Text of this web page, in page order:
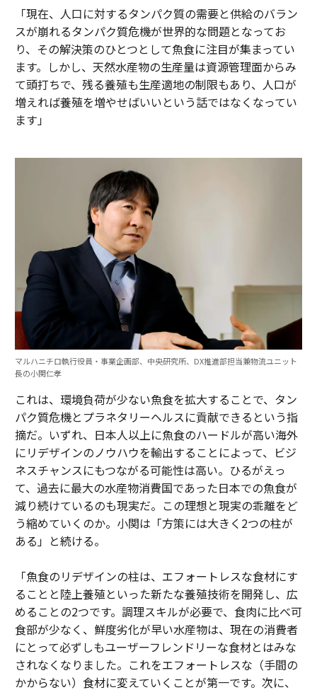
「現在、人口に対するタンパク質の需要と供給のバラン
スが崩れるタンパク質危機が世界的な問題となってお
り、その解決策のひとつとして魚食に注目が集まってい
ます。しかし、天然水産物の生産量は資源管理面からみ
て頭打ちで、残る養殖も生産適地の制限もあり、人口が
増えれば養殖を増やせばいいという話ではなくなってい
ます」
マルハニチロ執行役員・事業企画部、中央研究所、DX推進部担当兼物流ユニット
長の小関仁孝
これは、環境負荷が少ない魚食を拡大することで、タン
パク質危機とプラネタリーヘルスに貢献できるという指
摘だ。いずれ、日本人以上に魚食のハードルが高い海外
にリデザインのノウハウを輸出することによって、ビジ
ネスチャンスにもつながる可能性は高い。ひるがえっ
て、過去に最大の水産物消費国であった日本での魚食が
減り続けているのも現実だ。この理想と現実の乖離をど
う縮めていくのか。小関は「方策には大きく2つの柱が
ある」と続ける。
「魚食のリデザインの柱は、エフォートレスな食材にす
ることと陸上養殖といった新たな養殖技術を開発し、広
めることの2つです。調理スキルが必要で、食肉に比べ可
食部が少なく、鮮度劣化が早い水産物は、現在の消費者
にとって必ずしもユーザーフレンドリーな食材とはみな
されなくなりました。これをエフォートレスな（手間の
かからない）食材に変えていくことが第一です。次に、